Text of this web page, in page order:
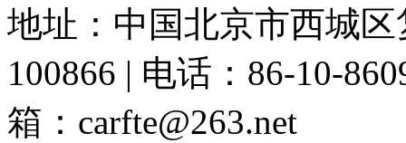
地址：中国北京市西城
100866 | 电话：86-10-
箱：carfte@263.net